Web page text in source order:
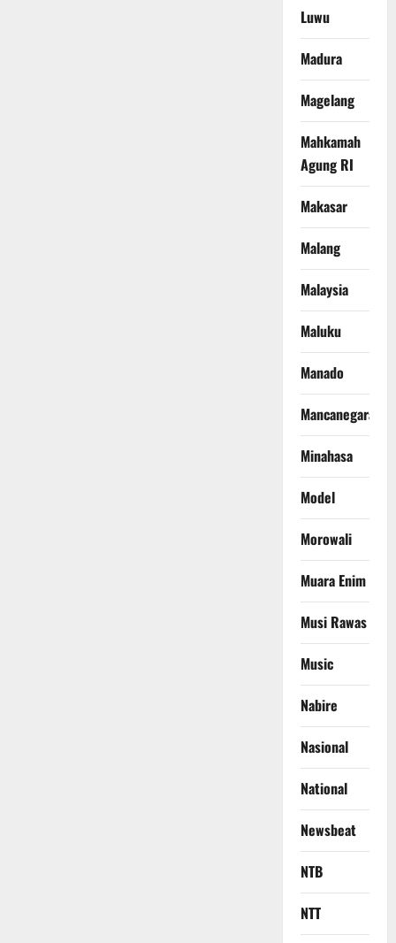
Luwu
Madura
Magelang
Mahkamah
Agung RI
Makasar
Malang
Malaysia
Maluku
Manado
Mancanegara
Minahasa
Model
Morowali
Muara Enim
Musi Rawas
Music
Nabire
Nasional
National
Newsbeat
NTB
NTT